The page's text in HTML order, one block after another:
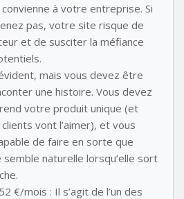
à votre entreprise. Si
pas, votre site risque de
et de susciter la méfiance
mais vous devez être
une histoire. Vous devez
votre produit unique (et
vont l’aimer), et vous
de faire en sorte que
naturelle lorsqu’elle sort
€/mois : Il s’agit de l’un des